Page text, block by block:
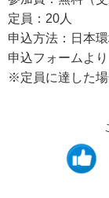
定員：20人
申込方法：日本
申込フォームより
※定員に達した